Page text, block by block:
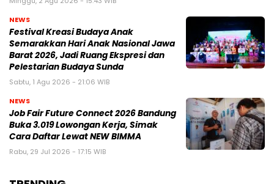
NEWS
Festival Kreasi Budaya Anak
Semarakkan Hari Anak Nasional Jawa
Barat 2026, Jadi Ruang Ekspresi dan
Pelestarian Budaya Sunda
Sabtu, 1 Agu 2026 - 21:06 WIB
NEWS
Job Fair Future Connect 2026 Bandung
Buka 3.019 Lowongan Kerja, Simak
Cara Daftar Lewat NEW BIMMA
Rabu, 29 Jul 2026 - 17:15 WIB